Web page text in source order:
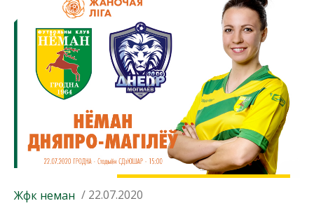
Жфк неман / 22.07.2020